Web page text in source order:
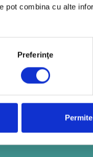
pot combina cu alte
Preferinţe